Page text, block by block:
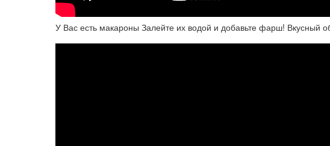
У Вас есть макароны Залейте их водой и добавьте фарш! Вкусный